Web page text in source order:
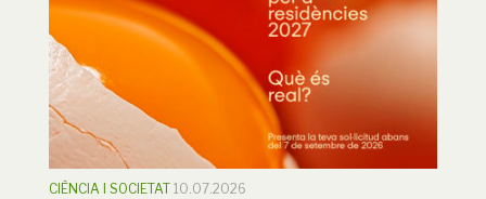
CIÈNCIA I SOCIETAT 10.07.2026